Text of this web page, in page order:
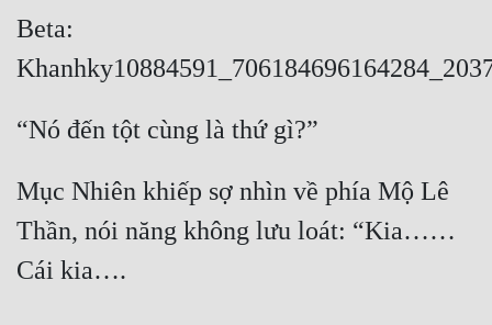
Cổ Đại
Du Hí
Dị Năng
Gia Đấu
Góc Nhìn Nam
Beta:
“Nó đến tột cùng là thứ gì?”
Mục Nhiên khiếp sợ nhìn về phía Mộ Lê
Thần, nói năng không lưu loát: “Kia……
Cái kia….